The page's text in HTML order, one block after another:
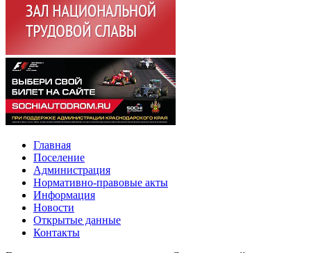
Главная
Поселение
Администрация
Нормативно-правовые акты
Информация
Новости
Открытые данные
Контакты